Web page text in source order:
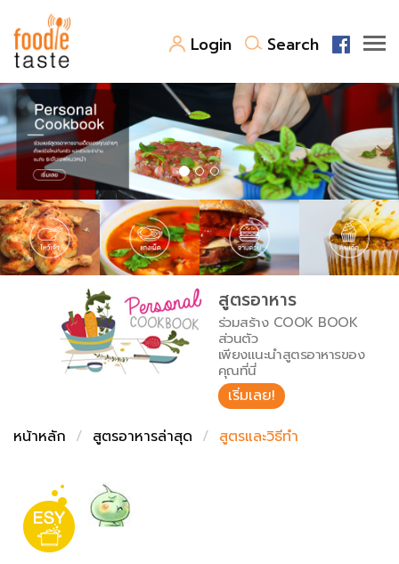
Login Search
สูตรอาหาร
สูตรอาหารล่าสุด
Top Foodie
พาไปชิม
สารพันก้นครัว
เคล็ดลับน่ารู้
เปรียบเทียบหน่วยการตวง
เปรียบเทียบอุณหภูมิ
เปรียบเทียบน้ำหนักวัตถุดิบ
FoodPedia
สร้าง Cookbook
สูตรอาหาร
ร่วมสร้าง COOK BOOK
ส่วนตัว
เพียงแนะนำสูตรอาหารของ
คุณที่นี่
เริ่มเลย!
หน้าหลัก
สูตรอาหารล่าสุด สูตรและวิธีทำ